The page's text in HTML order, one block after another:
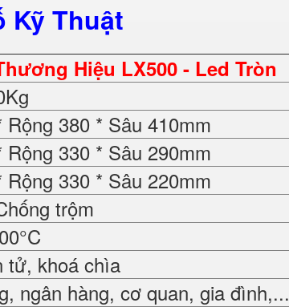
Kỹ Thuật
Hiệu LX500 - Led Tròn
Rộng 380 * Sâu 410mm
Rộng 330 * Sâu 290mm
Rộng 330 * Sâu 220mm
trộm
tử, khoá chìa
ngân hàng, cơ quan, gia đình,...